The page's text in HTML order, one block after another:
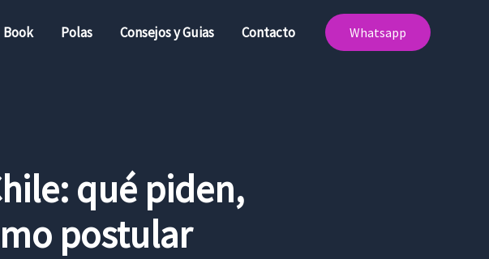
Book Polas Consejos y Guias Contacto Whatsapp
qué piden,
postular